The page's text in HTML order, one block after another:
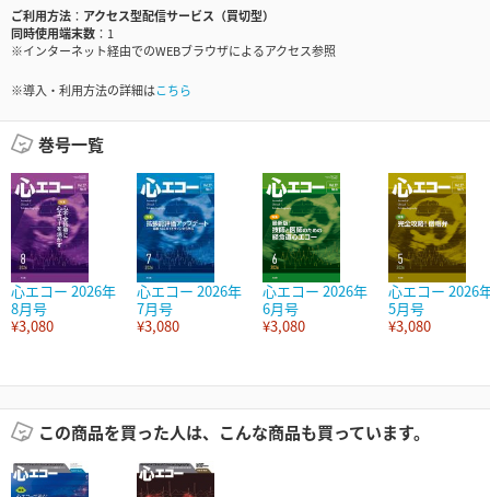
ご利用方法
アクセス型配信サービス（買切型）
同時使用端末数
1
※インターネット経由でのWEBブラウザによるアクセス参照
※導入・利用方法の詳細はこちら
巻号一覧
心エコー 2026年
8月号
¥3,080
心エコー 2026年
7月号
¥3,080
心エコー 2026年
6月号
¥3,080
心エコー 2026
5月号
¥3,080
この商品を買った人は、こんな商品も買っています。